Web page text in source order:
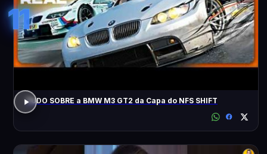
11
TUDO SOBRE a BMW M3 GT2 da Capa do NFS SHIFT